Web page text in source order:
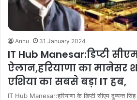
Annu 31 January 2024
IT Hub Manesar:डिप्टी
ऐलान,हरियाणा का मानेसर
एशिया का सबसे बड़ा IT हब,
IT Hub Manesar:हरियाणा के डिप्टी सीएम दुष्यन्त सिंह